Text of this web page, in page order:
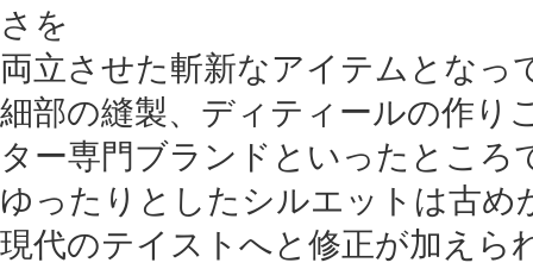
さを
両立させた斬新なアイテムとなっ
細部の縫製、ディティールの作り
ター専門ブランドといったところ
ゆったりとしたシルエットは古め
現代のテイストへと修正が加えら